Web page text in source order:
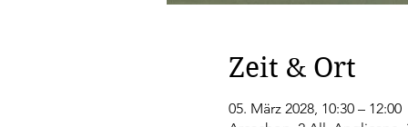
Zeit & Ort
05. März 2028, 10:30 – 12:00